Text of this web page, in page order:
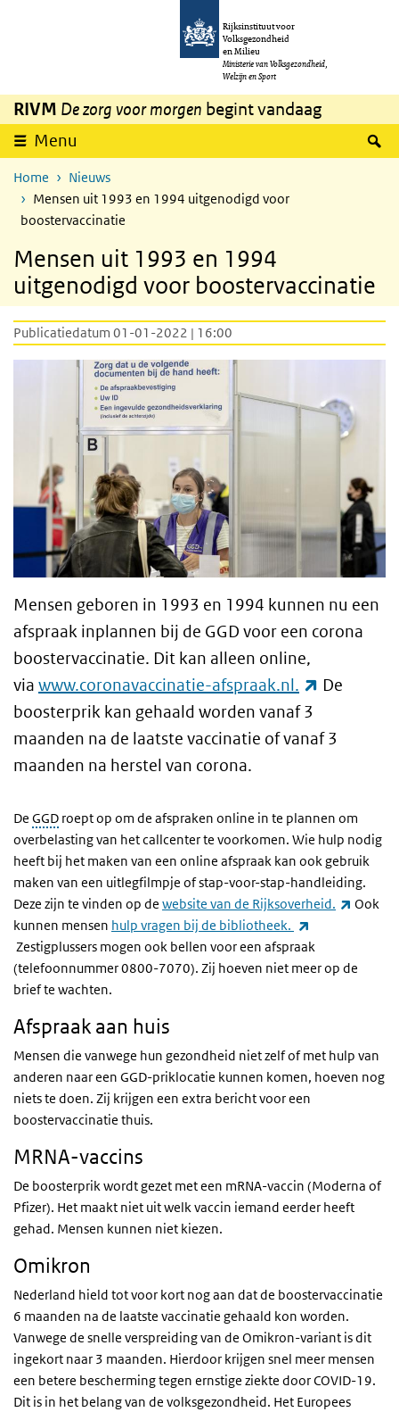
Overslaan en naar de inhoud gaan
Rijksinstituut voor
Volksgezondheid
en Milieu
Ministerie van Volksgezondheid,
Welzijn en Sport
RIVM De zorg voor morgen begint vandaag
Menu
Home
Nieuws
Mensen uit 1993 en 1994 uitgenodigd voor
boostervaccinatie
Mensen uit 1993 en 1994
uitgenodigd voor boostervaccinatie
Publicatiedatum 01-01-2022 | 16:00
Mensen geboren in 1993 en 1994 kunnen nu een
afspraak inplannen bij de GGD voor een corona
boostervaccinatie. Dit kan alleen online,
via www.coronavaccinatie-afspraak.nl. (externe
De
boosterprik kan gehaald worden vanaf 3
maanden na de laatste vaccinatie of vanaf 3
maanden na herstel van corona.
De GGD roept op om de afspraken online in te plannen om
overbelasting van het callcenter te voorkomen. Wie hulp nodig
heeft bij het maken van een online afspraak kan ook gebruik
maken van een uitlegfilmpje of stap-voor-stap-handleiding.
Deze zijn te vinden op de website van de Rijksoverheid.
Ook
kunnen mensen hulp vragen bij de bibliotheek.
(externe link)
Zestigplussers mogen ook bellen voor een afspraak
(telefoonnummer 0800-7070). Zij hoeven niet meer op de
brief te wachten.
Afspraak aan huis
Mensen die vanwege hun gezondheid niet zelf of met hulp van
anderen naar een GGD-priklocatie kunnen komen, hoeven nog
niets te doen. Zij krijgen een extra bericht voor een
boostervaccinatie thuis.
MRNA-vaccins
De boosterprik wordt gezet met een mRNA-vaccin (Moderna of
Pfizer). Het maakt niet uit welk vaccin iemand eerder heeft
gehad. Mensen kunnen niet kiezen.
Omikron
Nederland hield tot voor kort nog aan dat de boostervaccinatie
6 maanden na de laatste vaccinatie gehaald kon worden.
Vanwege de snelle verspreiding van de Omikron-variant is dit
ingekort naar 3 maanden. Hierdoor krijgen snel meer mensen
een betere bescherming tegen ernstige ziekte door COVID-19.
Dit is in het belang van de volksgezondheid. Het Europees